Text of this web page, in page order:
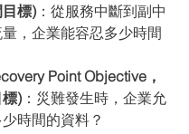
標) ：從服務中斷到副中
，企業能容忍多少時間
Point Objective，
) ：災難發生時，企業允
時間的資料？